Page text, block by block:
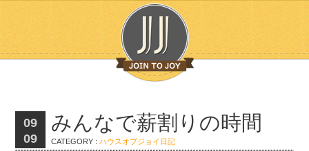
09
09
みんなで薪割りの時間
CATEGORY :ハウスオブジョイ日記